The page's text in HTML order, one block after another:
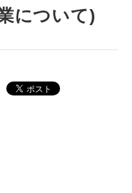
について)